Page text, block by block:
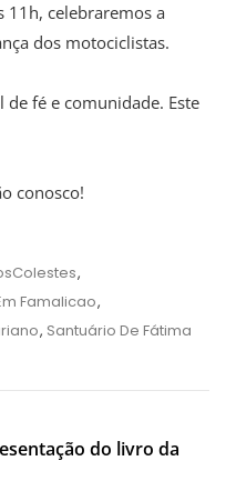
11h, celebraremos a
dos motociclistas.
fé e comunidade. Este
conosco!
,
Famalicao,
, Santuário De Fátima
do livro da